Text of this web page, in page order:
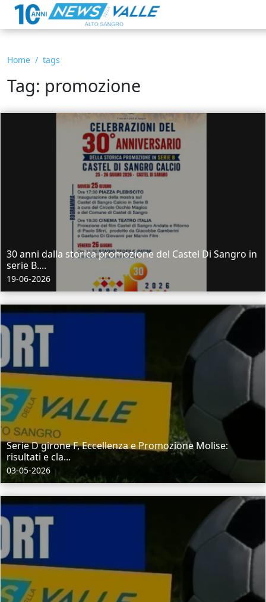
Home tags
Tag: promozione
30 anni dalla storica promozione del Castel Di Sangro in
serie B....
19-06-2026
Serie D girone F, Eccellenza e Promozione Molise:
risultati e cla...
03-05-2026